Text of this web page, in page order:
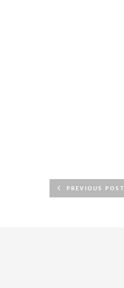
PREVIOUS POST